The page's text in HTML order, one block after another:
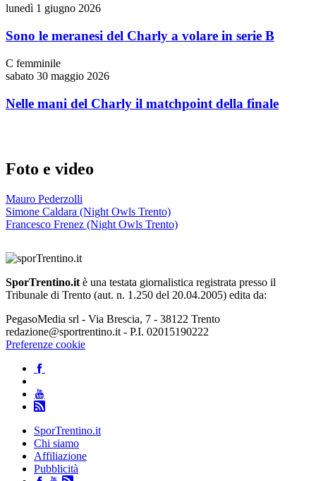
lunedì 1 giugno 2026
Sono le meranesi del Charly a volare in serie B
C femminile
sabato 30 maggio 2026
Nelle mani del Charly il matchpoint della finale
Foto e video
Mauro Pederzolli
Simone Caldara (Night Owls Trento)
Francesco Frenez (Night Owls Trento)
SporTrentino.it è una testata giornalistica registrata presso il
Tribunale di Trento (aut. n. 1.250 del 20.04.2005) edita da:
PegasoMedia srl - Via Brescia, 7 - 38122 Trento
redazione@sportrentino.it - P.I. 02015190222
Preferenze cookie
SporTrentino.it
Chi siamo
Affiliazione
Pubblicità